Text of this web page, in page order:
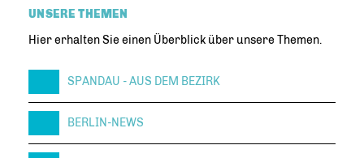
UNSERE THEMEN
Hier erhalten Sie einen Überblick über unsere Themen.
SPANDAU - AUS DEM BEZIRK
BERLIN-NEWS